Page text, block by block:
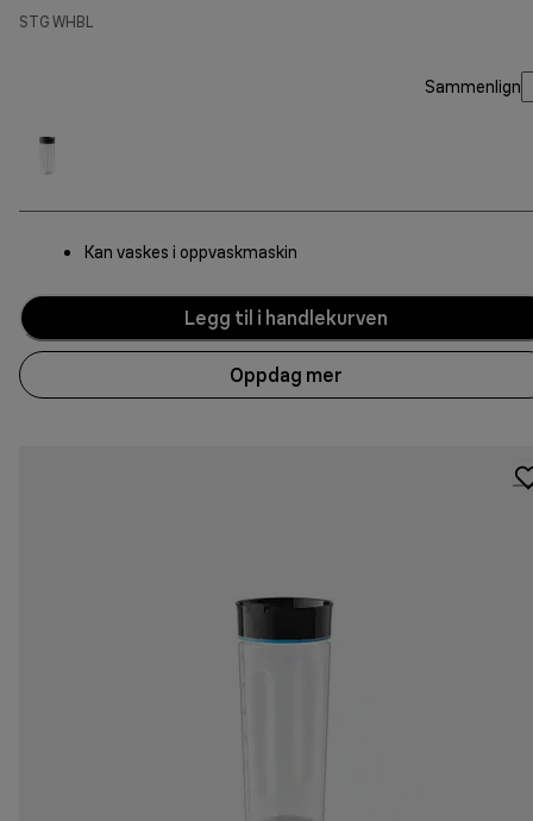
STG WHBL
Sammenlign
Kan vaskes i oppvaskmaskin
Legg til i handlekurven
Oppdag mer